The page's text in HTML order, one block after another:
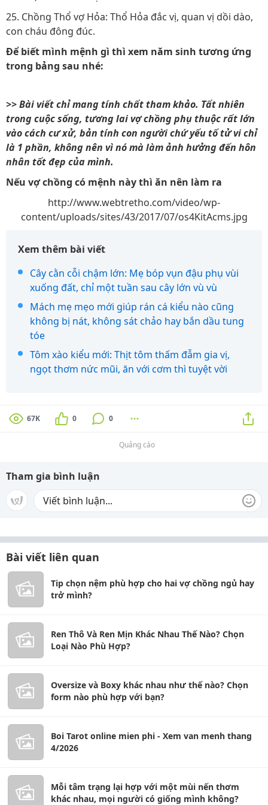
25. Chồng Thổ vợ Hỏa: Thổ Hỏa đắc vị, quan vị dồi dào,
con cháu đông đúc.
Để biết mình mệnh gì thì xem năm sinh tương ứng
trong bảng sau nhé:
>> Bài viết chỉ mang tính chất tham khảo. Tất nhiên
trong cuộc sống, tương lai vợ chồng phụ thuộc rất lớn
vào cách cư xử, bản tính con người chứ yếu tố tử vi chỉ
là 1 phần, không nên vì nó mà làm ảnh hưởng đến hôn
nhân tốt đẹp của mình.
Nếu vợ chồng có mệnh này thì ăn nên làm ra
http://www.webtretho.com/video/wp-
content/uploads/sites/43/2017/07/os4KitAcms.jpg
Xem thêm bài viết
Cây cằn cỗi chậm lớn: Mẹ bóp vụn đậu phụ vùi
xuống đất, chỉ một tuần sau cây lớn vù vù
Mách mẹ mẹo mới giúp rán cá kiểu nào cũng
không bị nát, không sát chảo hay bắn dầu tung
tóe
Tôm xào kiểu mới: Thịt tôm thấm đẫm gia vị,
ngọt thơm nức mũi, ăn với cơm thì tuyệt vời
67K 0 0
Quảng cáo
Tham gia bình luận
Bài viết liên quan
Tip chọn nệm phù hợp cho hai vợ chồng ngủ hay
trở mình?
Ren Thô Và Ren Mịn Khác Nhau Thế Nào? Chọn
Loại Nào Phù Hợp?
Oversize và Boxy khác nhau như thế nào? Chọn
form nào phù hợp với bạn?
Boi Tarot online mien phi - Xem van menh thang
4/2026
Mỗi tâm trạng lại hợp với một mùi nến thơm
khác nhau, mọi người có giống mình không?